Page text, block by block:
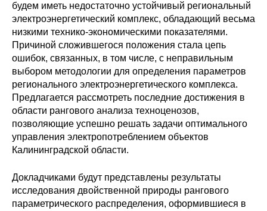
Стандарты оформления
О журнале
Выпуски
Редакционная этика
Общие требования
будем иметь недостаточно устойчивый региональный
электроэнергетический комплекс, обладающий весьма
низкими технико-экономическими показателями.
Причиной сложившегося положения стала цепь
ошибок, связанных, в том числе, с неправильным
выбором методологии для определения параметров
регионального электроэнергетического комплекса.
Предлагается рассмотреть последние достижения в
области рангового анализа техноценозов,
позволяющие успешно решать задачи оптимального
управления электропотреблением объектов
Калининградской области.
Докладчиками будут представлены результаты
исследования двойственной природы рангового
параметрического распределения, оформившиеся в